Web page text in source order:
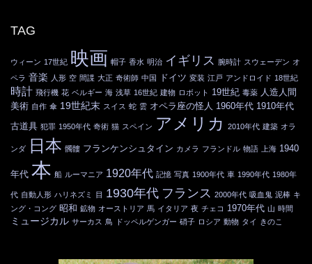
TAG
ウィーン 17世紀 映画 帽子 香水 明治 イギリス 腕時計 スウェーデン オ
ペラ 音楽 人形 空 間諜 大正 奇術師 中国 ドイツ 変装 江戸 アンドロイド 18世紀
時計 飛行機 花 ベルギー 海 浅草 16世紀 建物 ロボット 19世紀 毒薬 人造人間
美術 自作 傘 19世紀末 スイス 蛇 雲 オペラ座の怪人 1960年代 1910年代
古道具 犯罪 1950年代 奇術 猫 スペイン アメリカ 2010年代 建築 オラ
ンダ 日本 髑髏 フランケンシュタイン カメラ フランドル 物語 上海 1940
年代 本 船 ルーマニア 1920年代 記憶 写真 1900年代 車 1990年代 1980年
代 自動人形 ハリネズミ 目 1930年代 フランス 2000年代 吸血鬼 泥棒 キ
ング・コング 昭和 鉱物 オーストリア 馬 イタリア 夜 チェコ 1970年代 山 時間
ミュージカル サーカス 鳥 ドッペルゲンガー 硝子 ロシア 動物 タイ きのこ